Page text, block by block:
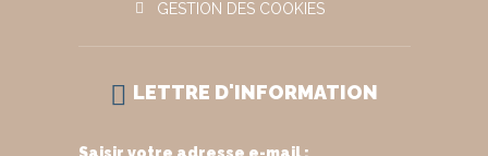
GESTION DES COOKIES
LETTRE D'INFORMATION